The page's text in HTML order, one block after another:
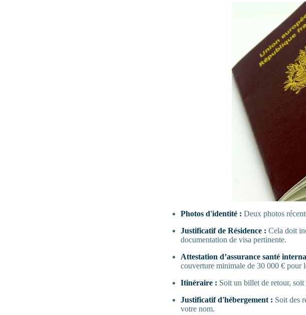
Photos d'identité : Deux photos
Justificatif de Résidence : Cela doit
documentation de visa pertinente.
Attestation d’assurance santé
couverture minimale de 30 000 € pour
Itinéraire : Soit un billet de retour,
Justificatif d'hébergement : Soit des
votre nom.